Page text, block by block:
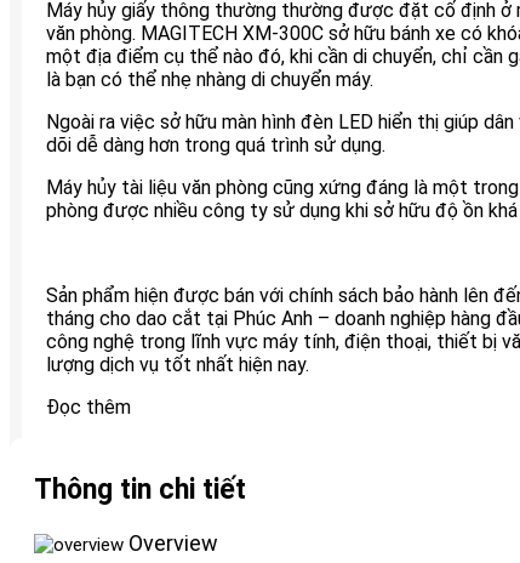
Máy hủy giấy thông thường thường được đặt cố định
văn phòng. MAGITECH XM-300C sở hữu bánh xe có
một địa điểm cụ thể nào đó, khi cần di chuyển, chỉ cần
là bạn có thể nhẹ nhàng di chuyển máy.
Ngoài ra việc sở hữu màn hình đèn LED hiển thị giúp
dõi dễ dàng hơn trong quá trình sử dụng.
Máy hủy tài liệu văn phòng cũng xứng đáng là một
phòng được nhiều công ty sử dụng khi sở hữu độ ồn
Sản phẩm hiện được bán với chính sách bảo hành lên
tháng cho dao cắt tại Phúc Anh – doanh nghiệp hàng
công nghệ trong lĩnh vực máy tính, điện thoại, thiết bị
lượng dịch vụ tốt nhất hiện nay.
Đọc thêm
Thông tin chi tiết
Overview